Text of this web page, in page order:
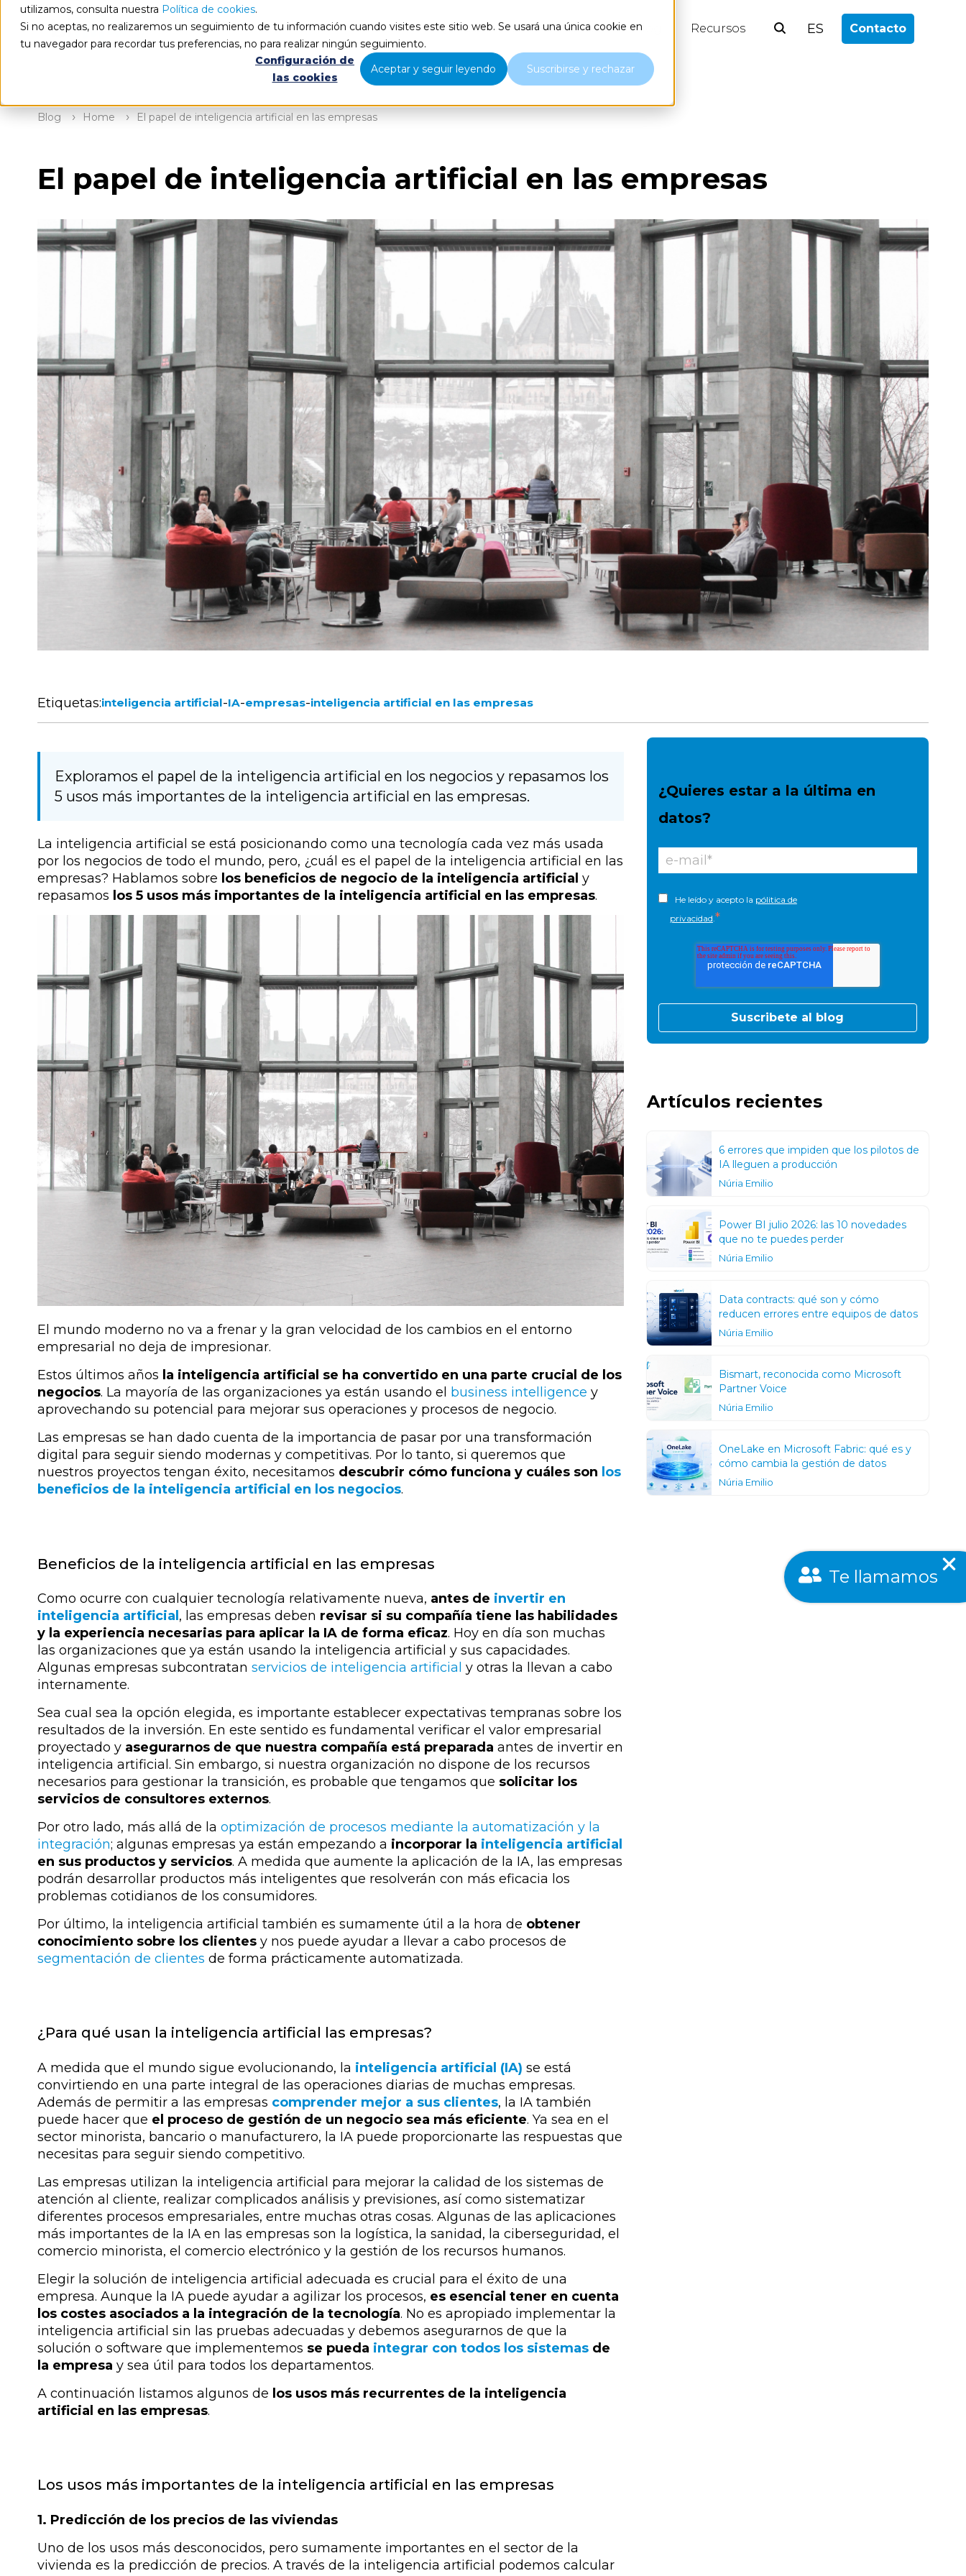
utilizamos, consulta nuestra Política de cookies.
Si no aceptas, no realizaremos un seguimiento de tu información cuando visites este sitio web. Se usará una única cookie en
tu navegador para recordar tus preferencias, no para realizar ningún seguimiento.
Configuración de
las cookies
Aceptar y seguir leyendo Suscribirse y rechazar
Qué hacemos Nosotros Blog Recursos ES Contacto
Blog Home El papel de inteligencia artificial en las empresas
El papel de inteligencia artificial en las empresas
Etiquetas:inteligencia artificial-IA-empresas-inteligencia artificial en las empresas
Exploramos el papel de la inteligencia artificial en los negocios y repasamos los
5 usos más importantes de la inteligencia artificial en las empresas.
La inteligencia artificial se está posicionando como una tecnología cada vez más usada
por los negocios de todo el mundo, pero, ¿cuál es el papel de la inteligencia artificial en las
empresas? Hablamos sobre los beneficios de negocio de la inteligencia artificial y
repasamos los 5 usos más importantes de la inteligencia artificial en las empresas.
El mundo moderno no va a frenar y la gran velocidad de los cambios en el entorno
empresarial no deja de impresionar.
Estos últimos años la inteligencia artificial se ha convertido en una parte crucial de los
negocios. La mayoría de las organizaciones ya están usando el business intelligence y
aprovechando su potencial para mejorar sus operaciones y procesos de negocio.
Las empresas se han dado cuenta de la importancia de pasar por una transformación
digital para seguir siendo modernas y competitivas. Por lo tanto, si queremos que
nuestros proyectos tengan éxito, necesitamos descubrir cómo funciona y cuáles son los
beneficios de la inteligencia artificial en los negocios.
Beneficios de la inteligencia artificial en las empresas
Como ocurre con cualquier tecnología relativamente nueva, antes de invertir en
inteligencia artificial , las empresas deben revisar si su compañía tiene las habilidades
y la experiencia necesarias para aplicar la IA de forma eficaz. Hoy en día son muchas
las organizaciones que ya están usando la inteligencia artificial y sus capacidades.
Algunas empresas subcontratan servicios de inteligencia artificial y otras la llevan a cabo
internamente.
Sea cual sea la opción elegida, es importante establecer expectativas tempranas sobre los
resultados de la inversión. En este sentido es fundamental verificar el valor empresarial
proyectado y asegurarnos de que nuestra compañía está preparada antes de invertir en
inteligencia artificial. Sin embargo, si nuestra organización no dispone de los recursos
necesarios para gestionar la transición, es probable que tengamos que solicitar los
servicios de consultores externos.
Por otro lado, más allá de la optimización de procesos mediante la automatización y la
integración; algunas empresas ya están empezando a incorporar la inteligencia artificial
en sus productos y servicios. A medida que aumente la aplicación de la IA, las empresas
podrán desarrollar productos más inteligentes que resolverán con más eficacia los
problemas cotidianos de los consumidores.
Por último, la inteligencia artificial también es sumamente útil a la hora de obtener
conocimiento sobre los clientes y nos puede ayudar a llevar a cabo procesos de
segmentación de clientes de forma prácticamente automatizada.
¿Para qué usan la inteligencia artificial las empresas?
A medida que el mundo sigue evolucionando, la inteligencia artificial (IA) se está
convirtiendo en una parte integral de las operaciones diarias de muchas empresas.
Además de permitir a las empresas comprender mejor a sus clientes, la IA también
puede hacer que el proceso de gestión de un negocio sea más eficiente. Ya sea en el
sector minorista, bancario o manufacturero, la IA puede proporcionarte las respuestas que
necesitas para seguir siendo competitivo.
Las empresas utilizan la inteligencia artificial para mejorar la calidad de los sistemas de
atención al cliente, realizar complicados análisis y previsiones, así como sistematizar
diferentes procesos empresariales, entre muchas otras cosas. Algunas de las aplicaciones
más importantes de la IA en las empresas son la logística, la sanidad, la ciberseguridad, el
comercio minorista, el comercio electrónico y la gestión de los recursos humanos.
Elegir la solución de inteligencia artificial adecuada es crucial para el éxito de una
empresa. Aunque la IA puede ayudar a agilizar los procesos, es esencial tener en cuenta
los costes asociados a la integración de la tecnología. No es apropiado implementar la
inteligencia artificial sin las pruebas adecuadas y debemos asegurarnos de que la
solución o software que implementemos se pueda integrar con todos los sistemas de
la empresa y sea útil para todos los departamentos.
A continuación listamos algunos de los usos más recurrentes de la inteligencia
artificial en las empresas.
Los usos más importantes de la inteligencia artificial en las empresas
1. Predicción de los precios de las viviendas
Uno de los usos más desconocidos, pero sumamente importantes en el sector de la
vivienda es la predicción de precios. A través de la inteligencia artificial podemos calcular
¿Quieres estar a la última en
datos?
He leído y acepto la pólitica de
privacidad *
Artículos recientes
6 errores que impiden que los pilotos de
IA lleguen a producción
Núria Emilio
Power BI julio 2026: las 10 novedades
que no te puedes perder
Núria Emilio
Data contracts: qué son y cómo
reducen errores entre equipos de datos
Núria Emilio
Bismart, reconocida como Microsoft
Partner Voice
Núria Emilio
OneLake en Microsoft Fabric: qué es y
cómo cambia la gestión de datos
Núria Emilio
Te llamamos